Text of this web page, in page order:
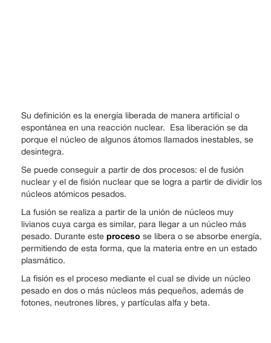
Su definición es la energía liberada de manera artificial o
espontánea en una reacción nuclear. Esa liberación se da
porque el núcleo de algunos átomos llamados inestables, se
desintegra.
Se puede conseguir a partir de dos procesos: el de fusión
nuclear y el de fisión nuclear que se logra a partir de dividir los
núcleos atómicos pesados.
La fusión se realiza a partir de la unión de núcleos muy
livianos cuya carga es similar, para llegar a un núcleo más
pesado. Durante este proceso se libera o se absorbe energía,
permitiendo de esta forma, que la materia entre en un estado
plasmático.
La fisión es el proceso mediante el cual se divide un núcleo
pesado en dos o más núcleos más pequeños, además de
fotones, neutrones libres, y partículas alfa y beta.